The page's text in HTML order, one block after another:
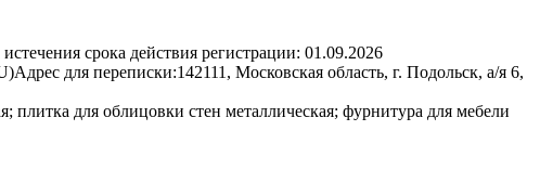
истечения срока действия регистрации: 01.09.2026
Адрес для переписки:142111, Московская область, г. Подольск, а/я 6,
плитка для облицовки стен металлическая; фурнитура для мебели